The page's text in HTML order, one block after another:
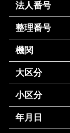
法人番号
整理番号
機関
大区分
小区分
年月日